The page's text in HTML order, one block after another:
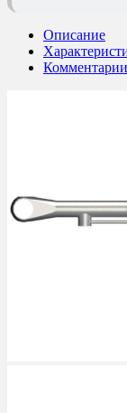
Описание
Комментарии